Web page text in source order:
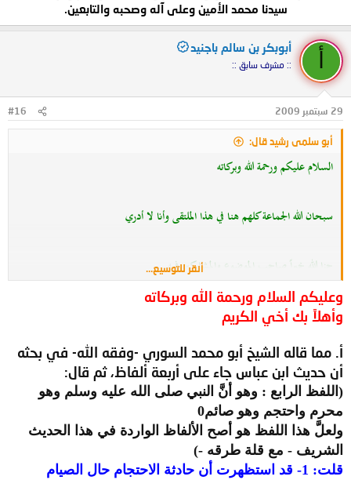
سيدنا محمد الأمين وعلى آله وصحبه والتابعين.
أبوبكر بن سالم باجنيد
:: مشرف سابق ::
29 سبتمبر 2009 #16
أبو سلمى رشيد قال:
السلام عليكم ورحمة الله وبركاته
سبحان الله الجماعة كلهم هنافي هذا الملتقى وأنا لا أدري
جزا الله خيراً صاحب الموضوع والمشاركين فيه
أخي أبا يوسف التواب – حفظكم الله–
الحديث
أنقر للتوسيع...
وعليكم السلام ورحمة الله وبركاته
وأهلاً بك أخي الكريم
أ. مما قاله الشيخ أبو محمد السوري -وفقه الله- في بحثه
أن حديث ابن عباس جاء على أربعة ألفاظ، ثم قال:
(اللفظ الرابع : وهو أنَّ النبي صلى الله عليه وسلم وهو
محرم واحتجم وهو صائم0
ولعلَّ هذا اللفظ هو أصح الألفاظ الواردة في هذا الحديث
الشريف - مع قلة طرقه -)
قلت: 1- قد استظهرت أن حادثة الاحتجام حال الصيام